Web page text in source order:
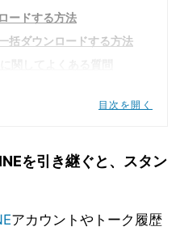
ードする方法
括ダウンロードする方法
種変更した場合、LINE
履歴を引き継ぐ方法は？
目次を開く
を引き継ぐと、スタン
アカウントやトーク履歴